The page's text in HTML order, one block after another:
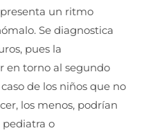
un ritmo
Se diagnostica
pues la
en torno al segundo
de los niños que no
los menos, podrían
pediatra o